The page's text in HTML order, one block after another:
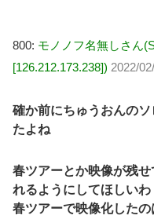
800: モノノフ名無しさん
[126.212.173.238]) 2022/
確か前にちゅうおんの
たよね
春ツアーとか映像が残
れるようにしてほしいわ
春ツアーで映像化したの